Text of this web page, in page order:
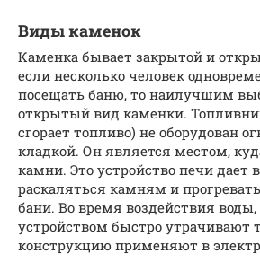
Виды каменок
Каменка бывает закрытой и
если несколько человек
посещать баню, то наилучшим
открытый вид каменки.
сгорает топливо) не оборудован
кладкой. Он является местом,
камни. Это устройство печи дает
раскаляться камням и
бани. Во время воздействия
устройством быстро утрачивают
конструкцию применяют в